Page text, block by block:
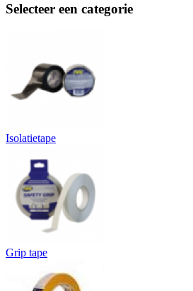
Selecteer een categorie
Isolatietape
Grip tape